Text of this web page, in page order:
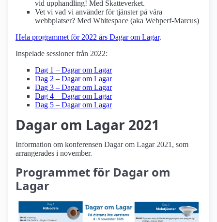
vid upphandling! Med Skatteverket.
Vet vi vad vi använder för tjänster på våra
webbplatser? Med Whitespace (aka Webperf-Marcus)
Hela programmet för 2022 års Dagar om Lagar.
Inspelade sessioner från 2022:
Dag 1 – Dagar om Lagar
Dag 2 – Dagar om Lagar
Dag 3 – Dagar om Lagar
Dag 4 – Dagar om Lagar
Dag 5 – Dagar om Lagar
Dagar om Lagar 2021
Information om konferensen Dagar om Lagar 2021, som
arrangerades i november.
Programmet för Dagar om
Lagar